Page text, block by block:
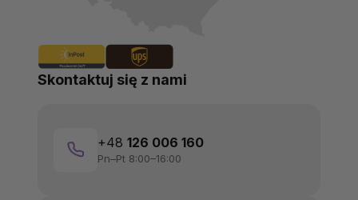
Skontaktuj się z nami
+48 126 006 160
Pn–Pt 8:00–16:00